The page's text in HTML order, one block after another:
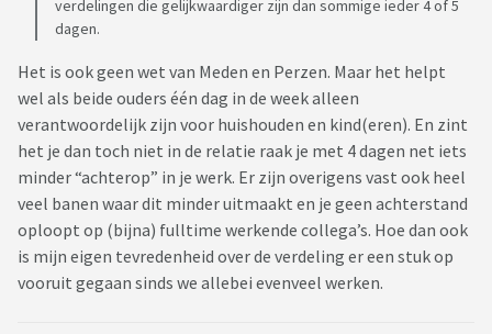
verdelingen die gelijkwaardiger zijn dan sommige ieder 4 of 5
dagen.
Het is ook geen wet van Meden en Perzen. Maar het helpt
wel als beide ouders één dag in de week alleen
verantwoordelijk zijn voor huishouden en kind(eren). En zint
het je dan toch niet in de relatie raak je met 4 dagen net iets
minder “achterop” in je werk. Er zijn overigens vast ook heel
veel banen waar dit minder uitmaakt en je geen achterstand
oploopt op (bijna) fulltime werkende collega’s. Hoe dan ook
is mijn eigen tevredenheid over de verdeling er een stuk op
vooruit gegaan sinds we allebei evenveel werken.